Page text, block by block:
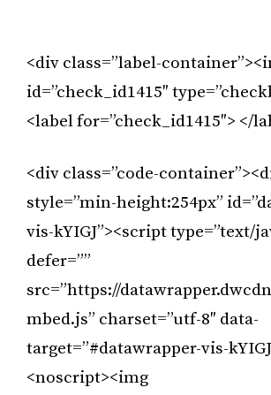
<div class=”label-
id=”check_id1415″
<label for=”check_id1415″> </
<div class=”code-
style=”min-height:254px”
vis-kYIGJ”><script type=”text/
defer=””
src=”https://
mbed.js” charset=”utf-8″ data-
target=”#datawrapper-vis-
<noscript><img